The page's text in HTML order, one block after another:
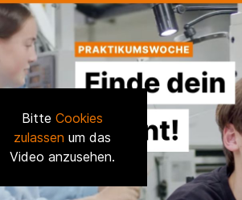
Bitte Cookies
zulassen um das
Video anzusehen.